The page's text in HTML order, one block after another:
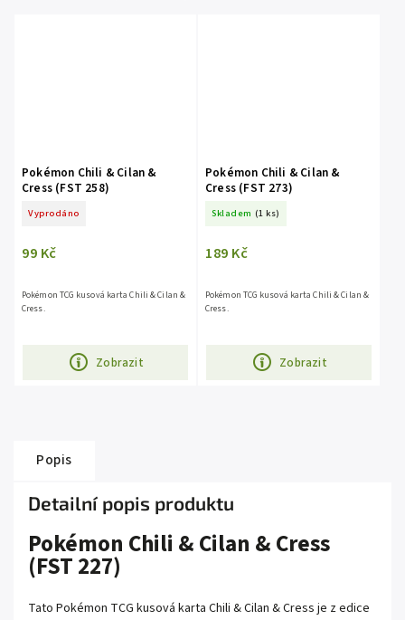
Pokémon Chili & Cilan &
Cress (FST 258)
Vyprodáno
99 Kč
Zobrazit
Pokémon TCG kusová karta Chili & Cilan &
Cress.
Pokémon Chili & Cilan &
Cress (FST 273)
Skladem (1 ks)
189 Kč
Zobrazit
Pokémon TCG kusová karta Chili & Cilan &
Cress.
Popis
Detailní popis produktu
Pokémon Chili & Cilan & Cress
(FST 227)
Tato Pokémon TCG kusová karta Chili & Cilan & Cress je z edice